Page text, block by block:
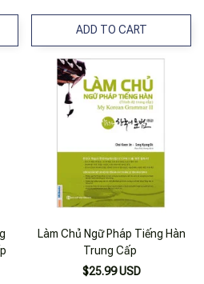
ADD TO CART
Làm Chủ Ngữ Pháp Tiếng Hàn
Trung Cấp
$25.99 USD